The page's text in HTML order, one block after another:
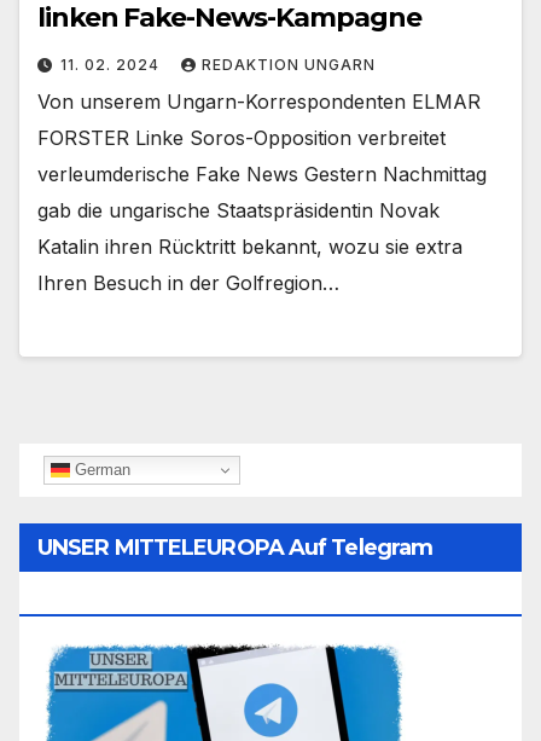
linken Fake-News-Kampagne
11. 02. 2024 REDAKTION UNGARN
Von unserem Ungarn-Korrespondenten ELMAR
FORSTER Linke Soros-Opposition verbreitet
verleumderische Fake News Gestern Nachmittag
gab die ungarische Staatspräsidentin Novak
Katalin ihren Rücktritt bekannt, wozu sie extra
Ihren Besuch in der Golfregion…
German
UNSER MITTELEUROPA Auf Telegram